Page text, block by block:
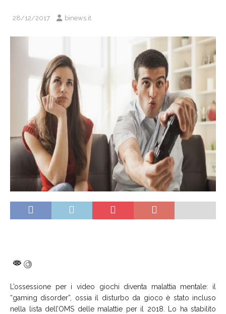
28/12/2017 binews.it
L’ossessione per i video giochi diventa malattia mentale: il
“gaming disorder”, ossia il disturbo da gioco è stato incluso
nella lista dell’OMS delle malattie per il 2018. Lo ha stabilito